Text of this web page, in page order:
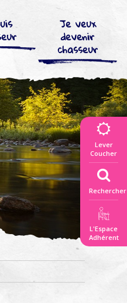
Je veux
devenir
chasseur
Lever
Coucher
Rechercher
L'Espace
Adhérent